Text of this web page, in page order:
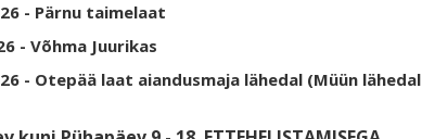
- Pärnu taimelaat
- Võhma Juurikas
- Otepää laat aiandusmaja lähedal (Müün lähedal